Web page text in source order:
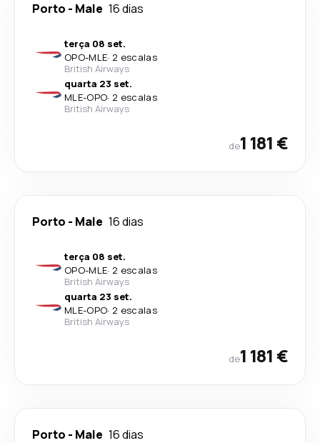
Porto - Male 16 dias
terça 08 set.
OPO-MLE· 2 escalas
British Airways
quarta 23 set.
MLE-OPO· 2 escalas
British Airways
de1 181 €
Porto - Male 16 dias
terça 08 set.
OPO-MLE· 2 escalas
British Airways
quarta 23 set.
MLE-OPO· 2 escalas
British Airways
de1 181 €
Porto - Male 16 dias